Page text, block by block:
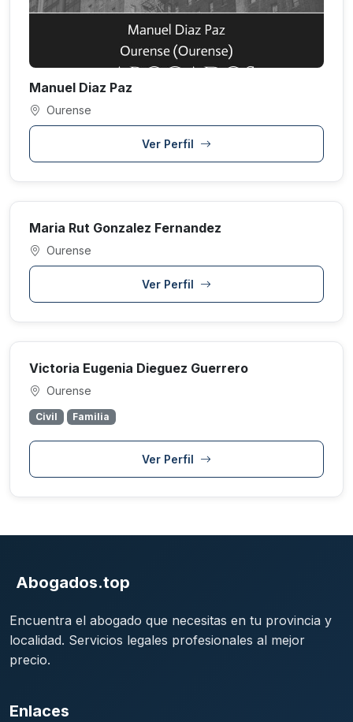
Manuel Diaz Paz
Ourense
Ver Perfil
Maria Rut Gonzalez Fernandez
Ourense
Ver Perfil
Victoria Eugenia Dieguez Guerrero
Ourense
Civil Familia
Ver Perfil
Abogados.top
Encuentra el abogado que necesitas en tu provincia y
localidad. Servicios legales profesionales al mejor
precio.
Enlaces